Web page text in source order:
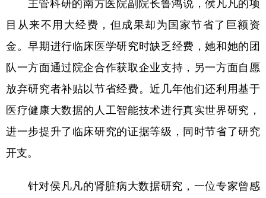
主管科研的南方医院副院长鲁鸿说，侯凡凡的项
目从来不用大经费，但成果却为国家节省了巨额资
金。早期进行临床医学研究时缺乏经费，她和她的团
队一方面通过院企合作获取企业支持，另一方面自愿
放弃研究者补贴以节省经费。近几年他们还利用基于
医疗健康大数据的人工智能技术进行真实世界研究，
进一步提升了临床研究的证据等级，同时节省了研究
开支。
针对侯凡凡的肾脏病大数据研究，一位专家曾感